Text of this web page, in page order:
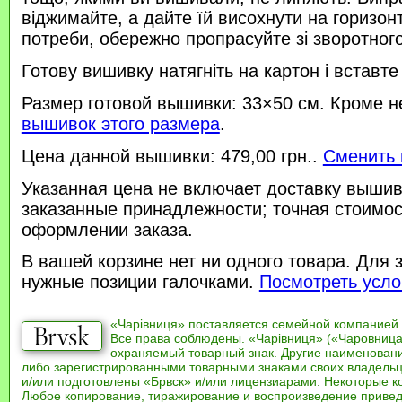
віджимайте, а дайте їй висохнути на
потреби, обережно пропрасуйте зі
Готову вишивку натягніть на картон і
Размер готовой вышивки: 33×50 см. Кроме
вышивок этого размера.
Цена данной вышивки: 479,00 грн.. Сменить
Указанная цена не включает доставку
заказанные принадлежности; точная
оформлении заказа.
В вашей корзине нет ни одного товара. Для
нужные позиции галочками. Посмотреть
«Чарівниця» поставляется семейной компанией
Все права соблюдены. «Чарівниця»
охраняемый товарный знак. Другие
либо зарегистрированными товарными знаками своих
и/или подготовлены «Брвск» и/или лицензиарами. Некоторые
Любое копирование, тиражирование и воспроизведение